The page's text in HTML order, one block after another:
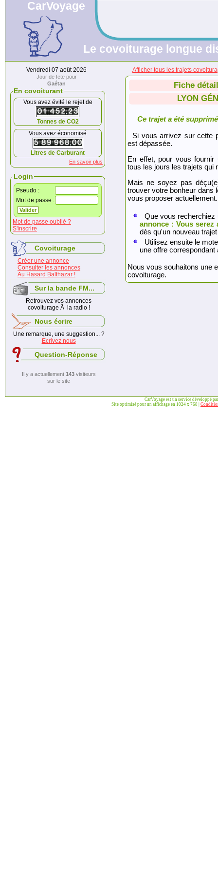
CarVoyage
Le covoiturage longue
Vendredi 07 août 2026
Jour de fete pour
Gaétan
En covoiturant
Vous avez évité le rejet de
Tonnes de CO2
Vous avez économisé
Litres de Carburant
En savoir plus
Login
Pseudo :
Mot de passe :
Mot de passe oublié ?
S'inscrire
Covoiturage
Créer une annonce
Consulter les annonces
Au Hasard Balthazar !
Sur la bande FM...
Retrouvez vos annonces
covoiturage Ã la radio !
Nous écrire
Une remarque, une suggestion... ?
Ecrivez nous
Question-Réponse
Il y a actuellement 143visiteurs
sur le site
Afficher tous les trajets
Fiche
LYON
Ce trajet a été
Si vous arrivez sur cette
est dépassée.
En effet, pour vous fournir
tous les jours les trajets qui
Mais ne soyez pas
trouver votre bonheur dans
vous proposer actuellement.
Que vous
annonce : Vous serez
dès qu'un nouveau
Utilisez ensuite le
une offre
Nous vous souhaitons une
covoiturage.
CarVoyage est un service développé
Site optimisé pour un affichage en 1024 x 768 |